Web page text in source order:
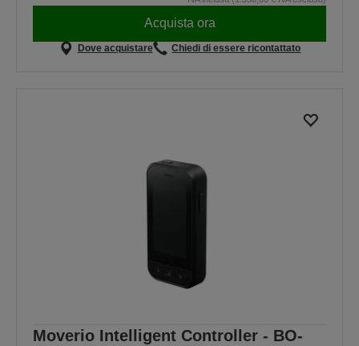
Acquista ora
Dove acquistare Chiedi di essere ricontattato
Moverio Intelligent Controller - BO-